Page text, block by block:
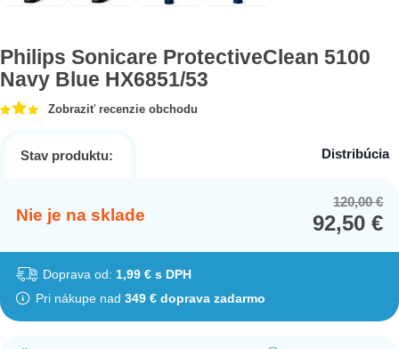
Philips Sonicare ProtectiveClean 5100
Navy Blue HX6851/53
Zobraziť recenzie obchodu
Stav produktu: Distribúcia
Nie je na sklade
120,00€
92,50€
Doprava od: 1,99 € s DPH
Pri nákupe nad 349 € doprava zadarmo